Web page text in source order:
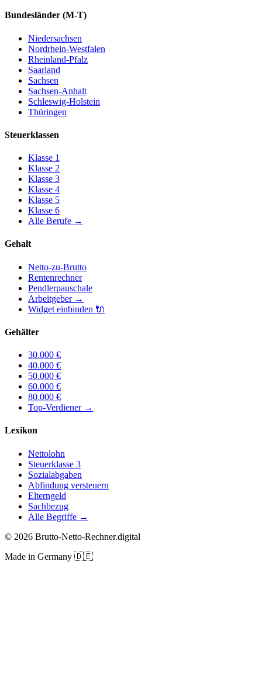
Bundesländer (M-T)
Niedersachsen
Nordrhein-Westfalen
Rheinland-Pfalz
Saarland
Sachsen
Sachsen-Anhalt
Schleswig-Holstein
Thüringen
Steuerklassen
Klasse 1
Klasse 2
Klasse 3
Klasse 4
Klasse 5
Klasse 6
Alle Berufe →
Gehalt
Netto-zu-Brutto
Rentenrechner
Pendlerpauschale
Arbeitgeber→
Widget einbinden 🔌
Gehälter
30.000 €
40.000 €
50.000 €
60.000 €
80.000 €
Top-Verdiener→
Lexikon
Nettolohn
Steuerklasse 3
Sozialabgaben
Abfindung versteuern
Elterngeld
Sachbezug
Alle Begriffe →
© 2026 Brutto-Netto-Rechner.digital
Made in Germany 🇩🇪